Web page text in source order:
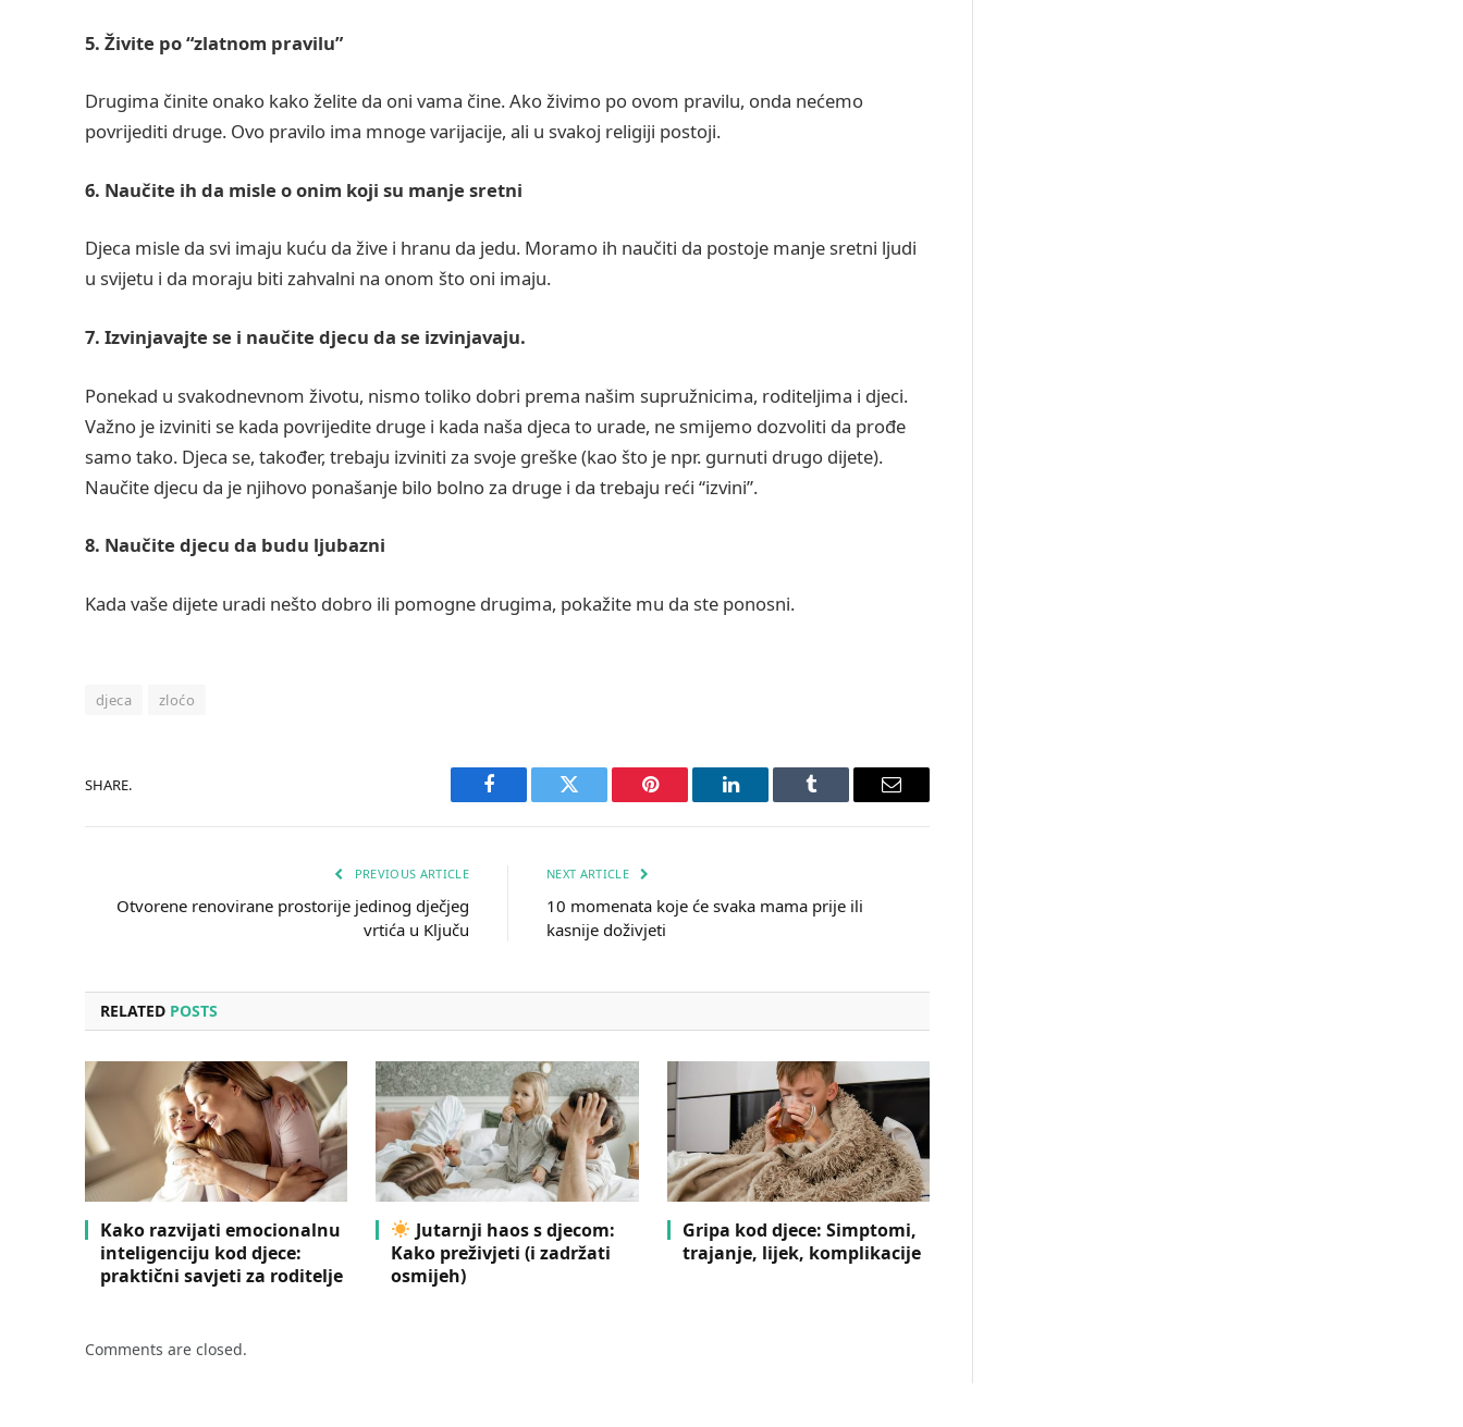
5. Živite po “zlatnom pravilu”
Drugima činite onako kako želite da oni vama čine. Ako živimo po ovom pravilu, onda nećemo
povrijediti druge. Ovo pravilo ima mnoge varijacije, ali u svakoj religiji postoji.
6. Naučite ih da misle o onim koji su manje sretni
Djeca misle da svi imaju kuću da žive i hranu da jedu. Moramo ih naučiti da postoje manje sretni ljudi
u svijetu i da moraju biti zahvalni na onom što oni imaju.
7. Izvinjavajte se i naučite djecu da se izvinjavaju.
Ponekad u svakodnevnom životu, nismo toliko dobri prema našim supružnicima, roditeljima i djeci.
Važno je izviniti se kada povrijedite druge i kada naša djeca to urade, ne smijemo dozvoliti da prođe
samo tako. Djeca se, također, trebaju izviniti za svoje greške (kao što je npr. gurnuti drugo dijete).
Naučite djecu da je njihovo ponašanje bilo bolno za druge i da trebaju reći “izvini”.
8. Naučite djecu da budu ljubazni
Kada vaše dijete uradi nešto dobro ili pomogne drugima, pokažite mu da ste ponosni.
djeca zloćo
SHARE.
Facebook Twitter Pinterest LinkedIn Tumblr Email
PREVIOUS ARTICLE
Otvorene renovirane prostorije jedinog dječjeg
vrtića u Ključu
NEXT ARTICLE
10 momenata koje će svaka mama prije ili
kasnije doživjeti
RELATED POSTS
Kako razvijati emocionalnu
inteligenciju kod djece:
praktični savjeti za roditelje
Jutarnji haos s djecom:
Kako preživjeti (i zadržati
osmijeh)
Gripa kod djece: Simptomi,
trajanje, lijek, komplikacije
Comments are closed.